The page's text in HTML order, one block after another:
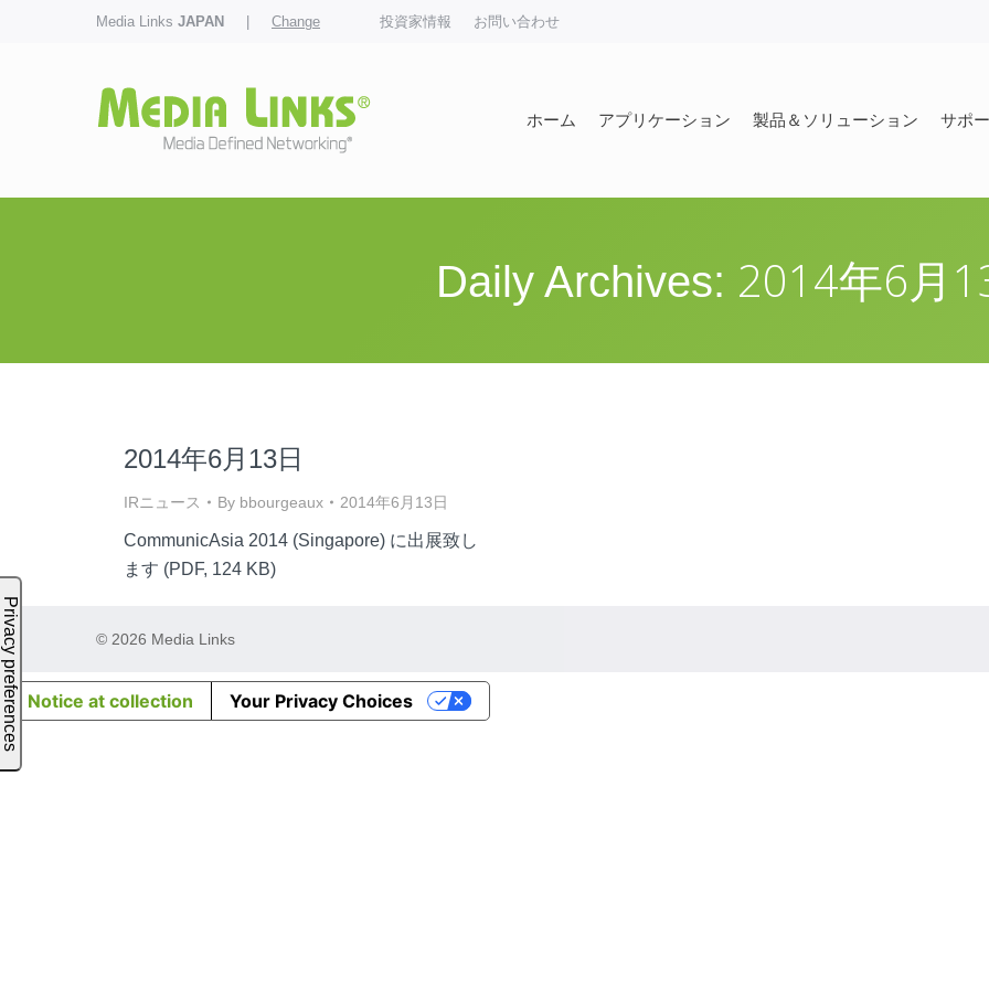
Media Links JAPAN Change 投資家情報 お問い合わせ
ホーム アプリケーション 製品＆ソリューション サポ
Daily Archives: 2014年6月
2014年6月13日
IRニュース By bbourgeaux 2014年6月13日
CommunicAsia 2014 (Singapore) に出展致し
ます (PDF, 124 KB)
© 2026 Media Links
Notice at collection Your Privacy Choices
ホーム